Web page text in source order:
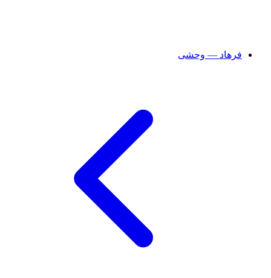
فرهاد — وحشی